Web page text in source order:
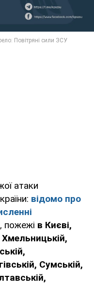
атаки
країни: відомо про
пожежі в Києві,
Сумській,